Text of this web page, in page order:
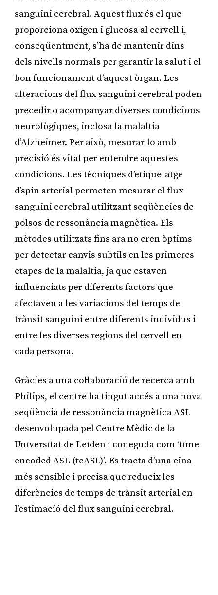
sanguini cerebral. Aquest flux és el que
proporciona oxigen i glucosa al cervell i,
conseqüentment, s’ha de mantenir dins
dels nivells normals per garantir la salut i el
bon funcionament d’aquest òrgan. Les
alteracions del flux sanguini cerebral poden
precedir o acompanyar diverses condicions
neurològiques, inclosa la malaltia
d’Alzheimer. Per això, mesurar-lo amb
precisió és vital per entendre aquestes
condicions. Les tècniques d’etiquetatge
d’spin arterial permeten mesurar el flux
sanguini cerebral utilitzant seqüències de
polsos de ressonància magnètica. Els
mètodes utilitzats fins ara no eren òptims
per detectar canvis subtils en les primeres
etapes de la malaltia, ja que estaven
influenciats per diferents factors que
afectaven a les variacions del temps de
trànsit sanguini entre diferents individus i
entre les diverses regions del cervell en
cada persona.
Gràcies a una col·laboració de recerca amb
Philips, el centre ha tingut accés a una nova
seqüència de ressonància magnètica ASL
desenvolupada pel Centre Mèdic de la
Universitat de Leiden i coneguda com ‘time-
encoded ASL (teASL)’. Es tracta d’una eina
més sensible i precisa que redueix les
diferències de temps de trànsit arterial en
l’estimació del flux sanguini cerebral.